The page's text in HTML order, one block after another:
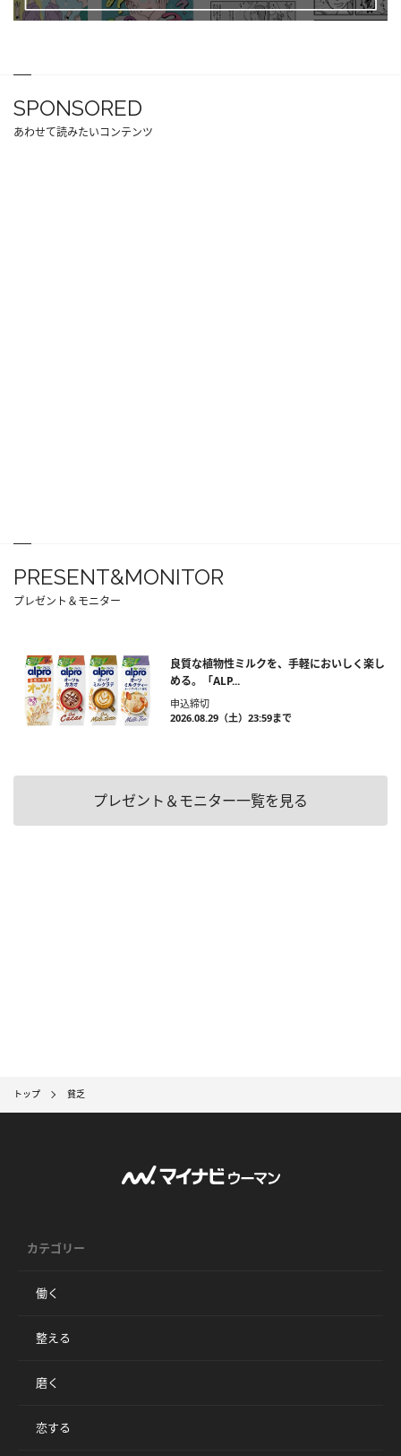
SPONSORED
あわせて読みたいコンテンツ
PRESENT&MONITOR
プレゼント＆モニター
良質な植物性ミルクを、手軽においしく楽し
める。「ALP...
申込締切
2026.08.29（土）23:59まで
プレゼント＆モニター一覧を見る
トップ 貧乏
カテゴリー
働く
整える
磨く
恋する